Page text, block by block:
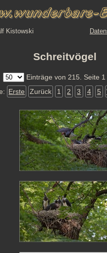
Kistowski
Schreitvögel
Einträge von 215. Seite 1
Erste Zurück 1 2 3 4 5